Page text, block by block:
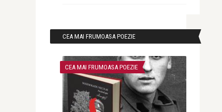
CEA MAI FRUMOASA POEZIE
CEA MAI FRUMOASA POEZIE